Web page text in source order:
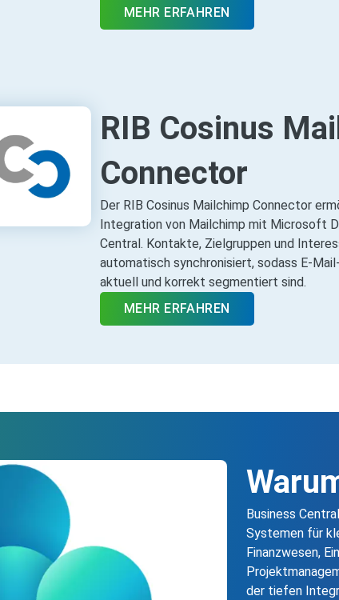
MEHR ERFAHREN
RIB Cosinus
Connector
Der RIB Cosinus Mailchimp Connector
Integration von Mailchimp mit Microsoft
Central. Kontakte, Zielgruppen und
automatisch synchronisiert, sodass
aktuell und korrekt segmentiert sind.
MEHR ERFAHREN
Business
Systemen für
Finanzwesen,
der tiefen